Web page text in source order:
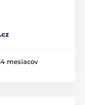
mesiacov